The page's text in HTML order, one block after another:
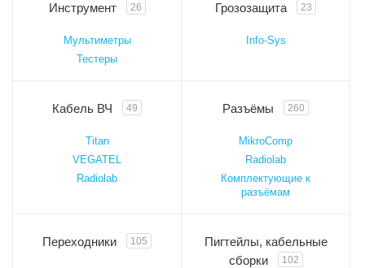
Инструмент 26
Мультиметры
Тестеры
Грозозащита 23
Info-Sys
Кабель ВЧ 49
Titan
VEGATEL
Radiolab
Разъёмы 260
MikroComp
Radiolab
Комплектующие к
разъёмам
Переходники 105
Пигтейлы, кабельные
сборки
102